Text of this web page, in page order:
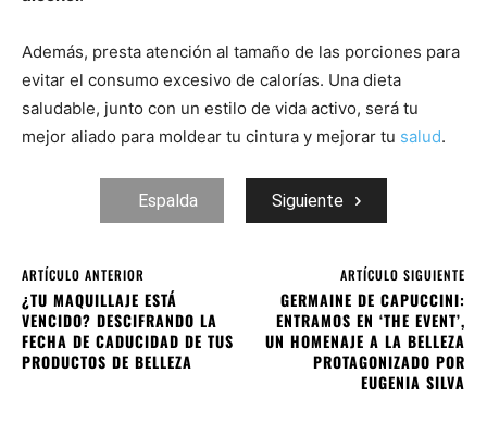
Además, presta atención al tamaño de las porciones para
evitar el consumo excesivo de calorías. Una dieta
saludable, junto con un estilo de vida activo, será tu
mejor aliado para moldear tu cintura y mejorar tu salud.
Espalda Siguiente
ARTÍCULO ANTERIOR
¿TU MAQUILLAJE ESTÁ
VENCIDO? DESCIFRANDO LA
FECHA DE CADUCIDAD DE TUS
PRODUCTOS DE BELLEZA
ARTÍCULO SIGUIENTE
GERMAINE DE CAPUCCINI:
ENTRAMOS EN ‘THE EVENT’,
UN HOMENAJE A LA BELLEZA
PROTAGONIZADO POR
EUGENIA SILVA